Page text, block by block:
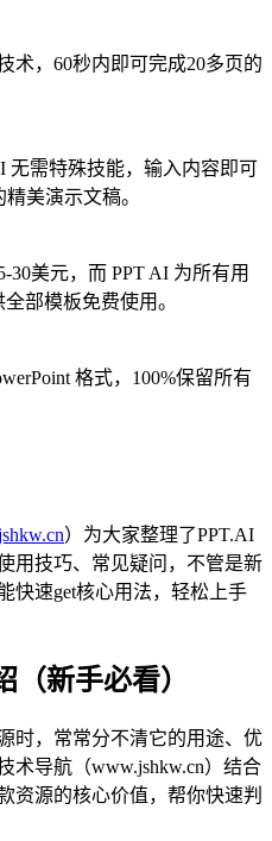
术，60秒内即可完成20多页的
无需特殊技能，输入内容即可
美演示文稿。
30美元，而 PPT AI 为所有用
部模板免费使用。
格式，100%保留所有
）为大家整理了PPT.AI
用技巧、常见疑问，不管是新
快速get核心用法，轻松上手
（新手必看）
时，常常分不清它的用途、优
术导航（www.jshkw.cn）结合
资源的核心价值，帮你快速判